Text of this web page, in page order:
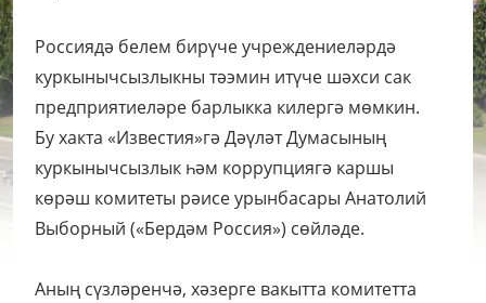
Россиядә белем бирүче учреждениеләрдә
куркынычсызлыкны тәэмин итүче шәхси сак
предприятиеләре барлыкка килергә мөмкин.
Бу хакта «Известия»гә Дәүләт Думасының
куркынычсызлык һәм коррупциягә каршы
көрәш комитеты рәисе урынбасары Анатолий
Выборный («Бердәм Россия») сөйләде.
Аның сүзләренчә, хәзерге вакытта комитетта